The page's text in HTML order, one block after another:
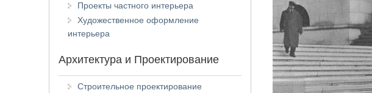
Проекты частного интерьера
Художественное оформление
интерьера
Архитектура и Проектирование
Строительное проектирование